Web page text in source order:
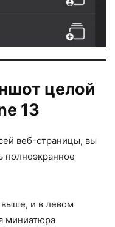
целой
13
веб-страницы, вы
полноэкранное
выше, и в левом
миниатюра